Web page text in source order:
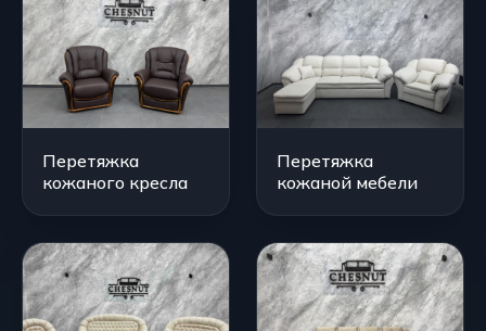
Перетяжка
кожаного кресла
Перетяжка
кожаной мебели